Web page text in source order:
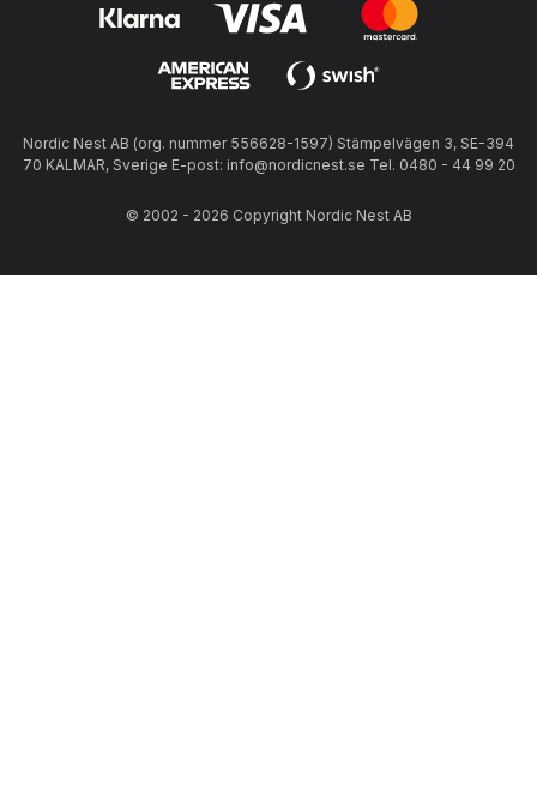
Nordic Nest AB (org. nummer 556628-1597) Stämpelvägen 3, SE-394
70 KALMAR, Sverige E-post: info@nordicnest.se Tel. 0480 - 44 99 20
© 2002 - 2026 Copyright Nordic Nest AB